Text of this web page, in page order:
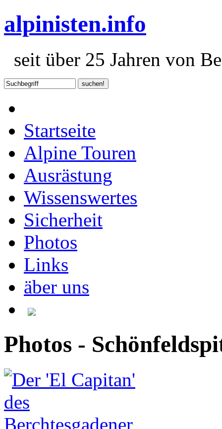
alpinisten.info
seit über 25 Jahren von
Startseite
Alpine Touren
Ausrästung
Wissenswertes
Sicherheit
Photos
Links
äber uns
Photos -